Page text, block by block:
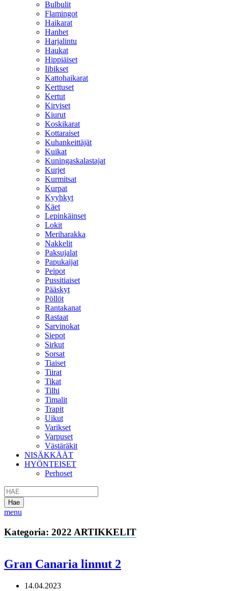
Bulbulit
Flamingot
Haikarat
Hanhet
Harjalintu
Haukat
Hippiäiset
Iibikset
Kattohaikarat
Kerttuset
Kertut
Kirviset
Kiurut
Koskikarat
Kottaraiset
Kuhankeittäjät
Kuikat
Kuningaskalastajat
Kurjet
Kurmitsat
Kurpat
Kyyhkyt
Käet
Lepinkäinset
Lokit
Meriharakka
Nakkelit
Paksujalat
Papukaijat
Peipot
Pussitiaiset
Pääskyt
Pöllöt
Rantakanat
Rastaat
Sarvinokat
Siepot
Sirkut
Sorsat
Tiaiset
Tiirat
Tikat
Tilhi
Timalit
Trapit
Uikut
Varikset
Varpuset
Västäräkit
NISÄKKÄÄT
HYÖNTEISET
Perhoset
menu
Kategoria: 2022 ARTIKKELIT
Gran Canaria linnut 2
14.04.2023